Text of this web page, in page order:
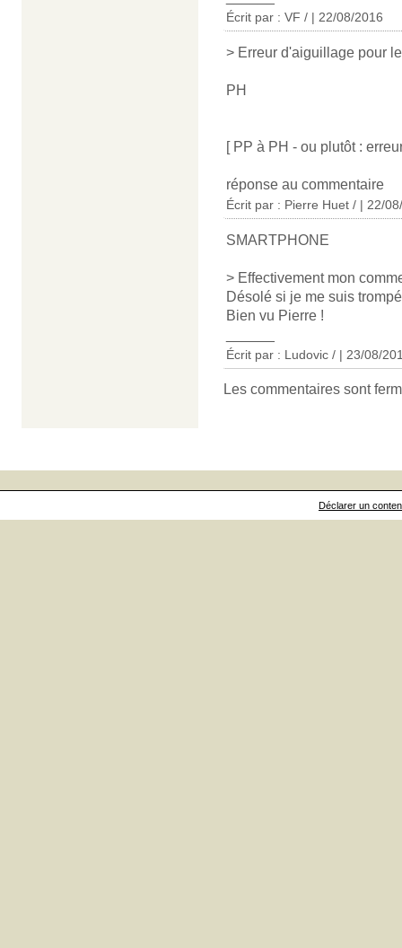
Écrit par : VF / | 22/08/2016
> Erreur d'aiguillage pour
PH
[ PP à PH - ou plutôt :
réponse au commentaire
Écrit par : Pierre Huet / | 22/
SMARTPHONE
> Effectivement mon
Désolé si je me suis
Bien vu Pierre !
Écrit par : Ludovic / | 23/08/
Les commentaires sont
Déclarer un